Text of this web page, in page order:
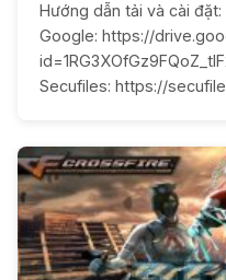
Hướng dẫn tải và cài
Google: https://
Secufiles: https://